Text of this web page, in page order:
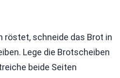
röstet, schneide das Brot in
Lege die Brotscheiben
beide Seiten